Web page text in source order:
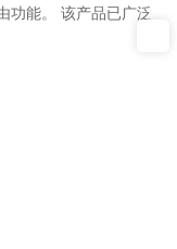
功能。 该产品已广泛